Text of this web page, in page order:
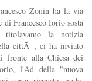
Zonin ha la via
Francesco Iorio sosta
titolavamo la notizia
cittÃ , ci ha inviato
fronte alla Chiesa dei
l'Ad della "nuova